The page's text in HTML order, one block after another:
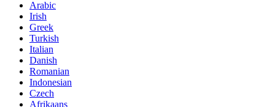
Arabic
Irish
Greek
Turkish
Italian
Danish
Romanian
Indonesian
Czech
Afrikaans